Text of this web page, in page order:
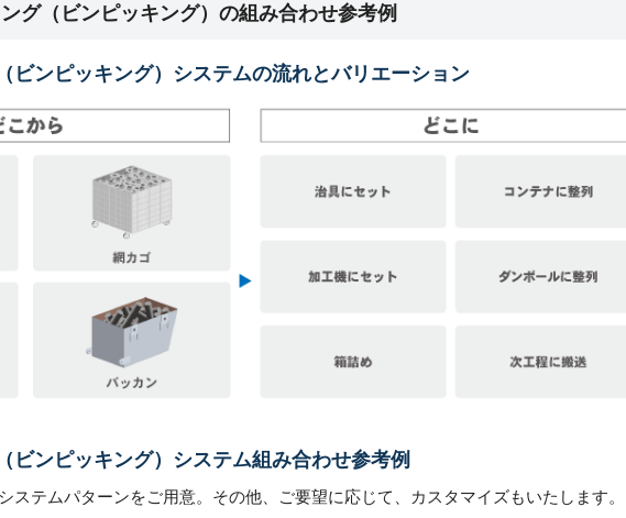
グ（ビンピッキング）の組み合わせ参考例
ビンピッキング）システムの流れとバリエーション
ビンピッキング）システム組み合わせ参考例
ステムパターンをご用意。その他、ご要望に応じて、カスタマイズもいたします。